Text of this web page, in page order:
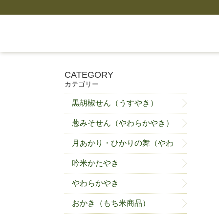
CATEGORY
カテゴリー
黒胡椒せん（うすやき）
葱みそせん（やわらかやき）
月あかり・ひかりの舞（やわ
らかやき）
吟米かたやき
やわらかやき
おかき（もち米商品）